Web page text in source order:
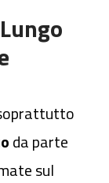
da parte
sul